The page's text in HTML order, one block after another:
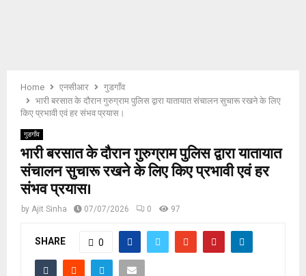
Home एनसीआर
गुडगाँव
भारी बरसात के दौरान गुरुग्राम पुलिस द्वारा यातायात संचालन सुचारू रखने के लिए
किए प्रभावी एवं हर संभव प्रयास।
गुडगाँव
भारी बरसात के दौरान गुरुग्राम पुलिस द्वारा यातायात
संचालन सुचारू रखने के लिए किए प्रभावी एवं हर
संभव प्रयास।
by Ajit Sinha 07/07/2026 0 97
SHARE 0